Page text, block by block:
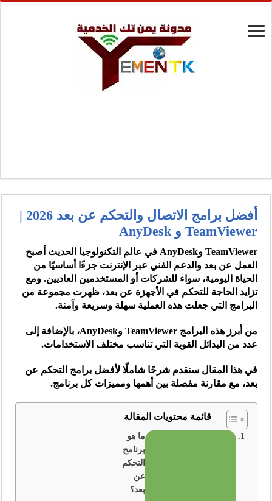
أفضل برامج الاتصال والتحكم عن بعد 2026 |
TeamViewer و AnyDesk
TeamViewer وAnyDesk
في عالم التكنولوجيا الحديث أصبح
العمل عن بعد والدعم الفني عبر الإنترنت جزءًا أساسيًا من
الحياة اليومية، سواء للشركات أو المستخدمين العاديين. ومع
تزايد الحاجة للتحكم في الأجهزة عن بعد، ظهرت مجموعة من
البرامج التي جعلت هذه العملية سهلة وسريعة وآمنة.
من أبرز هذه البرامج TeamViewer وAnyDesk، بالإضافة إلى
عدد من البدائل القوية التي تناسب مختلف الاستخدامات.
في هذا المقال سنقدم شرحًا شاملًا لأفضل برامج التحكم عن
بعد، مع مقارنة مفصلة بين أهمها ومميزات كل برنامج.
قائمة محتويات المقالة
ما هو
برنامج
التحكم
عن
بعد؟